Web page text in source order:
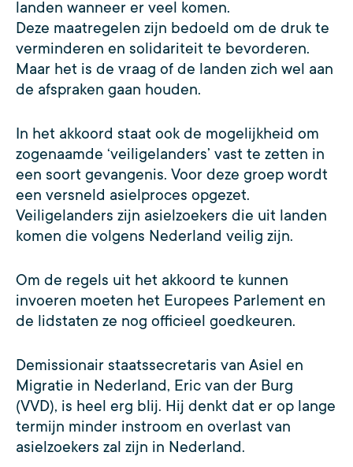
landen wanneer er veel komen.
Deze maatregelen zijn bedoeld om de druk te
verminderen en solidariteit te bevorderen.
Maar het is de vraag of de landen zich wel aan
de afspraken gaan houden.
In het akkoord staat ook de mogelijkheid om
zogenaamde ‘veiligelanders’ vast te zetten in
een soort gevangenis. Voor deze groep wordt
een versneld asielproces opgezet.
Veiligelanders zijn asielzoekers die uit landen
komen die volgens Nederland veilig zijn.
Om de regels uit het akkoord te kunnen
invoeren moeten het Europees Parlement en
de lidstaten ze nog officieel goedkeuren.
Demissionair staatssecretaris van Asiel en
Migratie in Nederland, Eric van der Burg
(VVD), is heel erg blij. Hij denkt dat er op lange
termijn minder instroom en overlast van
asielzoekers zal zijn in Nederland.